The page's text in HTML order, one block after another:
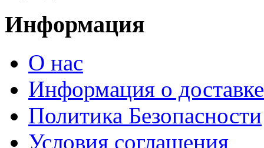
Информация
О нас
Информация о доставке
Политика Безопасности
Условия соглашения